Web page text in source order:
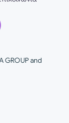
GROUP and